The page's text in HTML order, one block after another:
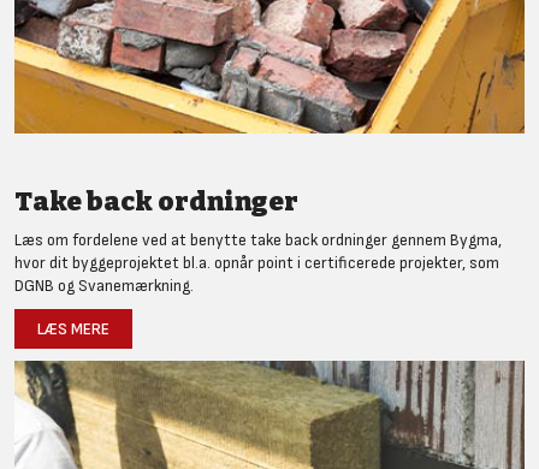
Take back ordninger
Læs om fordelene ved at benytte take back ordninger gennem Bygma,
hvor dit byggeprojektet bl.a. opnår point i certificerede projekter, som
DGNB og Svanemærkning.
LÆS MERE